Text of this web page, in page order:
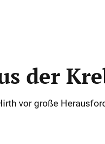
der
vor große